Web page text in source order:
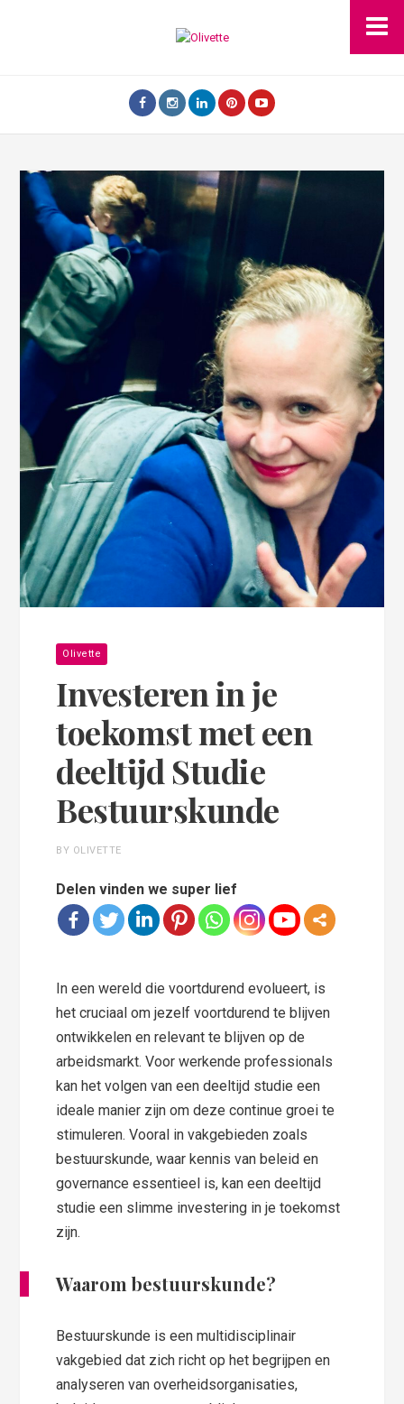
Olivette
Investeren in je
toekomst met een
deeltijd Studie
Bestuurskunde
BY OLIVETTE
Delen vinden we super lief
In een wereld die voortdurend evolueert, is
het cruciaal om jezelf voortdurend te blijven
ontwikkelen en relevant te blijven op de
arbeidsmarkt. Voor werkende professionals
kan het volgen van een deeltijd studie een
ideale manier zijn om deze continue groei te
stimuleren. Vooral in vakgebieden zoals
bestuurskunde, waar kennis van beleid en
governance essentieel is, kan een deeltijd
studie een slimme investering in je toekomst
zijn.
Waarom bestuurskunde?
Bestuurskunde is een multidisciplinair
vakgebied dat zich richt op het begrijpen en
analyseren van overheidsorganisaties,